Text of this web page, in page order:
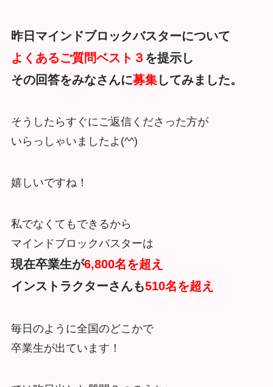
昨日マインドブロックバスターについて
よくあるご質問ベスト３ を提示し
その回答をみなさんに募集してみました。
そうしたらすぐにご返信くださった方が
いらっしゃいましたよ(^^)
嬉しいですね！
私でなくてもできるから
マインドブロックバスターは
現在卒業生が6,800名を超え
インストラクターさんも510名を超え
毎日のように全国のどこかで
卒業生が出ています！